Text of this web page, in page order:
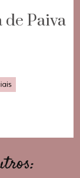
de Paiva